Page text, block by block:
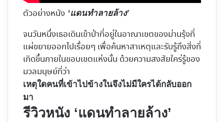
ตัวอย่างหนัง ‘แดนทำลายล้าง’
จนวันหนึ่งเธอเดินเข้าป่าที่อยู่ในอาณาเขตของม่านรุ้งที่
แผ่ขยายออกไปเรื่อยๆ เพื่อค้นหาสาเหตุและรับรู้ถึงสิ่งที่
เกิดขึ้นภายในขอบเขตแห่งนั้น ด้วยความสงสัยใคร่รู้ของ
มวลมนุษย์ที่ว่า
เหตุใดคนที่เข้าไปข้างในจึงไม่มีใครได้กลับออก
มา
รีวิวหนัง ‘แดนทำลายล้าง’